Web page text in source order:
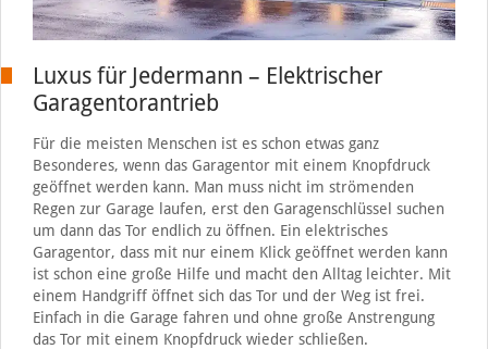
Luxus für Jedermann – Elektrischer
Garagentorantrieb
Für die meisten Menschen ist es schon etwas ganz
Besonderes, wenn das Garagentor mit einem Knopfdruck
geöffnet werden kann. Man muss nicht im strömenden
Regen zur Garage laufen, erst den Garagenschlüssel suchen
um dann das Tor endlich zu öffnen. Ein elektrisches
Garagentor, dass mit nur einem Klick geöffnet werden kann
ist schon eine große Hilfe und macht den Alltag leichter. Mit
einem Handgriff öffnet sich das Tor und der Weg ist frei.
Einfach in die Garage fahren und ohne große Anstrengung
das Tor mit einem Knopfdruck wieder schließen.